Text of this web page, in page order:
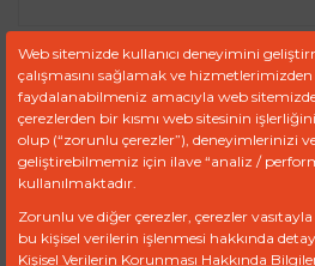
Ürün Kodu :FDR 9865
TEKLIF TALEP FORMU
Ref Marka
Web sitemizde kullanıcı deneyimini
çalışmasını sağlamak ve
faydalanabilmeniz amacıyla web
çerezlerden bir kısmı web sitesinin
olup (“zorunlu çerezler”), deneyimlerinizi
geliştirebilmemiz için ilave “analiz /
kullanılmaktadır.
Zorunlu ve diğer çerezler, çerezler
bu kişisel verilerin işlenmesi hakkında
Kişisel Verilerin Korunması Hakkında